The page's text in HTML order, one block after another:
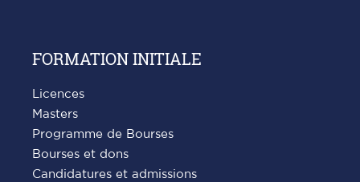
FORMATION INITIALE
Licences
Masters
Programme de Bourses
Bourses et dons
Candidatures et admissions